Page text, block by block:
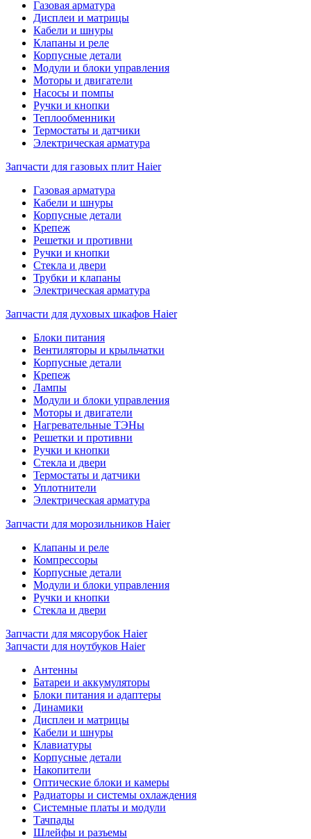
Газовая арматура
Дисплеи и матрицы
Кабели и шнуры
Клапаны и реле
Корпусные детали
Модули и блоки управления
Моторы и двигатели
Насосы и помпы
Ручки и кнопки
Теплообменники
Термостаты и датчики
Электрическая арматура
Запчасти для газовых плит Haier
Газовая арматура
Кабели и шнуры
Корпусные детали
Крепеж
Решетки и противни
Ручки и кнопки
Стекла и двери
Трубки и клапаны
Электрическая арматура
Запчасти для духовых шкафов Haier
Блоки питания
Вентиляторы и крыльчатки
Корпусные детали
Крепеж
Лампы
Модули и блоки управления
Моторы и двигатели
Нагревательные ТЭНы
Решетки и противни
Ручки и кнопки
Стекла и двери
Термостаты и датчики
Уплотнители
Электрическая арматура
Запчасти для морозильников Haier
Клапаны и реле
Компрессоры
Корпусные детали
Модули и блоки управления
Ручки и кнопки
Стекла и двери
Запчасти для мясорубок Haier
Запчасти для ноутбуков Haier
Антенны
Батареи и аккумуляторы
Блоки питания и адаптеры
Динамики
Дисплеи и матрицы
Кабели и шнуры
Клавиатуры
Корпусные детали
Накопители
Оптические блоки и камеры
Радиаторы и системы охлаждения
Системные платы и модули
Тачпады
Шлейфы и разъемы